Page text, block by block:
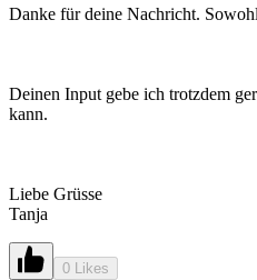
Danke für deine Nachricht.
Deinen Input gebe ich trotzdem
kann.
Liebe Grüsse
Tanja
0 Likes